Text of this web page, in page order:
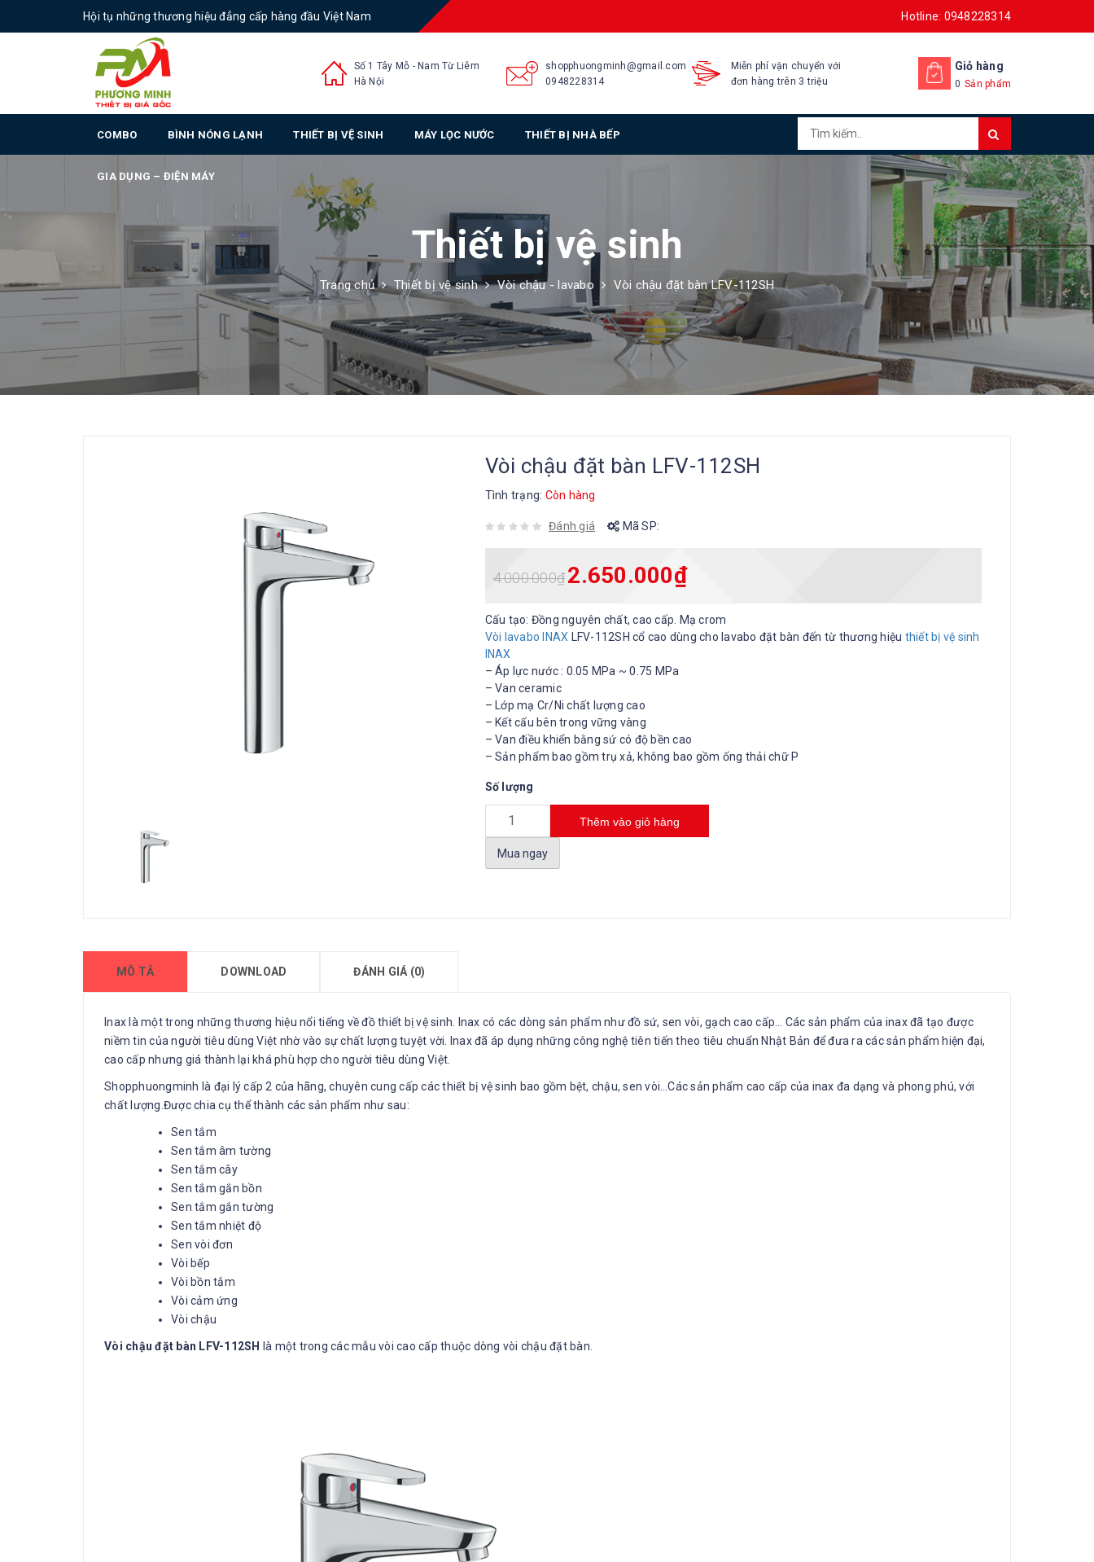
Hội tụ những thương hiệu đẳng cấp hàng đầu Việt Nam Hotline: 0948228314
Số 1 Tây Mỗ - Nam Từ Liêm
Hà Nội
shopphuongminh@gmail.com
0948228314
Miễn phí vận chuyển với
đơn hàng trên 3 triệu
Giỏ hàng
0 Sản phẩm
COMBO BÌNH NÓNG LẠNH THIẾT BỊ VỆ SINH MÁY LỌC NƯỚC THIẾT BỊ NHÀ BẾP
GIA DỤNG – ĐIỆN MÁY
Thiết bị vệ sinh
Trang chủ Thiết bị vệ sinh Vòi chậu - lavabo Vòi chậu đặt bàn LFV-112SH
Vòi chậu đặt bàn LFV-112SH
Tình trạng: Còn hàng
Đánh giá Mã SP:
4.000.000₫2.650.000₫
Cấu tạo: Đồng nguyên chất, cao cấp. Mạ crom
Vòi lavabo INAX LFV-112SH cổ cao dùng cho lavabo đặt bàn đến từ thương hiệu thiết bị vệ sinh
INAX
– Áp lực nước : 0.05 MPa ~ 0.75 MPa
– Van ceramic
– Lớp mạ Cr/Ni chất lượng cao
– Kết cấu bên trong vững vàng
– Van điều khiển bằng sứ có độ bền cao
– Sản phẩm bao gồm trụ xả, không bao gồm ống thải chữ P
Số lượng
Thêm vào giỏ hàng
Mua ngay
MÔ TẢ DOWNLOAD ĐÁNH GIÁ (0)
Inax là một trong những thương hiệu nổi tiếng về đồ thiết bị vệ sinh. Inax có các dòng sản phẩm như đồ sứ, sen vòi, gạch cao cấp… Các sản phẩm của inax đã tạo được
niềm tin của người tiêu dùng Việt nhờ vào sự chất lượng tuyệt vời. Inax đã áp dụng những công nghệ tiên tiến theo tiêu chuẩn Nhật Bản để đưa ra các sản phẩm hiện đại,
cao cấp nhưng giá thành lại khá phù hợp cho người tiêu dùng Việt.
Shopphuongminh là đại lý cấp 2 của hãng, chuyên cung cấp các thiết bị vệ sinh bao gồm bệt, chậu, sen vòi…Các sản phẩm cao cấp của inax đa dạng và phong phú, với
chất lượng.Được chia cụ thể thành các sản phẩm như sau:
Sen tắm
Sen tắm âm tường
Sen tắm cây
Sen tắm gắn bồn
Sen tắm gắn tường
Sen tắm nhiệt độ
Sen vòi đơn
Vòi bếp
Vòi bồn tắm
Vòi cảm ứng
Vòi chậu
Vòi chậu đặt bàn LFV-112SH là một trong các mẫu vòi cao cấp thuộc dòng vòi chậu đặt bàn.